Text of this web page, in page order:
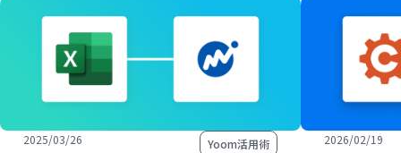
2025/03/26 Yoom活用術 2026/02/19